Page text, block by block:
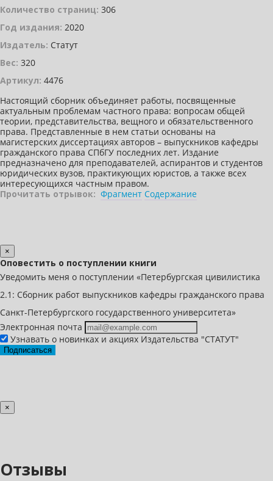
Количество страниц: 306
Год издания: 2020
Издатель: Статут
Вес: 320
Артикул: 4476
Настоящий сборник объединяет работы, посвященные
актуальным проблемам частного права: вопросам общей
теории, представительства, вещного и обязательственного
права. Представленные в нем статьи основаны на
магистерских диссертациях авторов – выпускников кафедры
гражданского права СПбГУ последних лет. Издание
предназначено для преподавателей, аспирантов и студентов
юридических вузов, практикующих юристов, а также всех
интересующихся частным правом.
Прочитать отрывок: Фрагмент Содержание
×
Оповестить о поступлении книги
Уведомить меня о поступлении «Петербургская цивилистика
2.1: Сборник работ выпускников кафедры гражданского права
Санкт-Петербургского государственного университета»
Электронная почта
Узнавать о новинках и акциях Издательства "СТАТУТ"
Подписаться
×
Отзывы